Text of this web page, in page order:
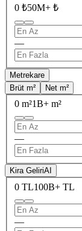
0 ₺50M+ ₺
—
Metrekare
Brüt m²
Net m²
0 m²1B+ m²
—
Kira GeliriAI
0 TL100B+ TL
—